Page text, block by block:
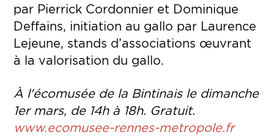
par Pierrick Cordonnier et Dominique
Deffains, initiation au gallo par Laurence
Lejeune, stands d’associations œuvrant
à la valorisation du gallo.
À l'écomusée de la Bintinais le dimanche
1er mars, de 14h à 18h. Gratuit.
www.ecomusee-rennes-metropole.fr